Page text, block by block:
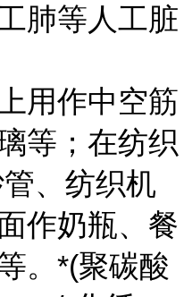
肺等人工脏
用作中空筋
等；在纺织
、纺织机
作奶瓶、餐
。*(聚碳酸